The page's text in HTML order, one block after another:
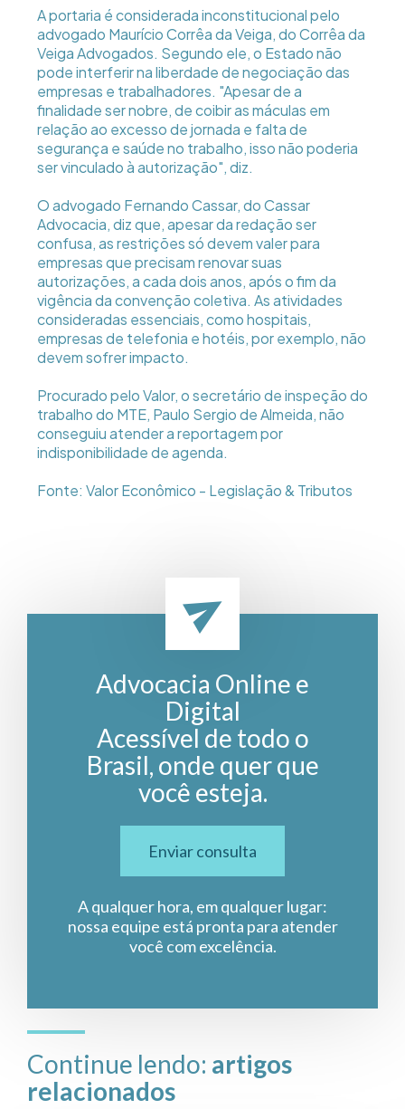
A portaria é considerada inconstitucional pelo
advogado Maurício Corrêa da Veiga, do Corrêa da
Veiga Advogados. Segundo ele, o Estado não
pode interferir na liberdade de negociação das
empresas e trabalhadores. "Apesar de a
finalidade ser nobre, de coibir as máculas em
relação ao excesso de jornada e falta de
segurança e saúde no trabalho, isso não poderia
ser vinculado à autorização", diz.
O advogado Fernando Cassar, do Cassar
Advocacia, diz que, apesar da redação ser
confusa, as restrições só devem valer para
empresas que precisam renovar suas
autorizações, a cada dois anos, após o fim da
vigência da convenção coletiva. As atividades
consideradas essenciais, como hospitais,
empresas de telefonia e hotéis, por exemplo, não
devem sofrer impacto.
Procurado pelo Valor, o secretário de inspeção do
trabalho do MTE, Paulo Sergio de Almeida, não
conseguiu atender a reportagem por
indisponibilidade de agenda.
Fonte: Valor Econômico - Legislação & Tributos
Advocacia Online e
Digital
Acessível de todo o
Brasil, onde quer que
você esteja.
Enviar consulta
A qualquer hora, em qualquer lugar:
nossa equipe está pronta para atender
você com excelência.
Continue lendo: artigos
relacionados